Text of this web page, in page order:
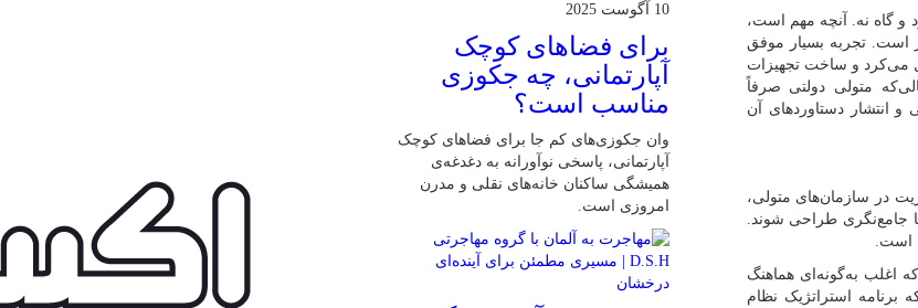
گاه نه. آنچه مهم است،
است. تجربه بسیار موفق
را دنبال می‌کرد و ساخت تجهیزات
متولی دولتی صرفاً
انتشار دستاوردهای آن
در سازمان‌های متولی،
جامع‌نگری طراحی شوند.
است.
اغلب به‌گونه‌ای هماهنگ
استراتژیک نظام
10 آگوست 2025
برای فضاهای کوچک
آپارتمانی، چه جکوزی
مناسب است؟
وان جکوزی‌های کم‌ جا برای فضاهای کوچک
آپارتمانی، پاسخی نوآورانه به دغدغه‌ی
همیشگی ساکنان خانه‌های نقلی و مدرن
امروزی ا‌ست.